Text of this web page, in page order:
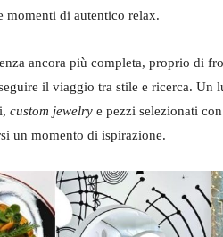
momenti di autentico relax.
ancora più completa, proprio di
il viaggio tra stile e ricerca. Un
custom jewelry e pezzi selezionati
un momento di ispirazione.